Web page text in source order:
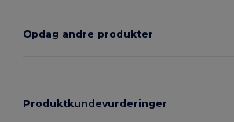
Opdag andre produkter
Produktkundevurderinger